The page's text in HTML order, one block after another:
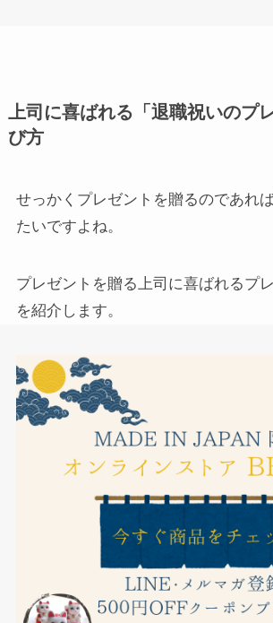
上司に喜ばれる「退職祝いのプ
び方
せっかくプレゼントを贈るのであれ
たいですよね。
プレゼントを贈る上司に喜ばれるプ
を紹介します。